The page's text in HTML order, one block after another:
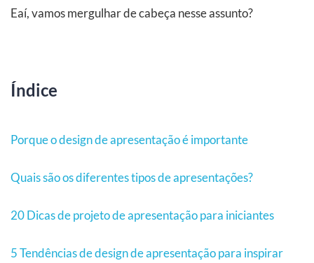
Eaí, vamos mergulhar de cabeça nesse assunto?
Índice
Porque o design de apresentação é importante
Quais são os diferentes tipos de apresentações?
20 Dicas de projeto de apresentação para iniciantes
5 Tendências de design de apresentação para inspirar